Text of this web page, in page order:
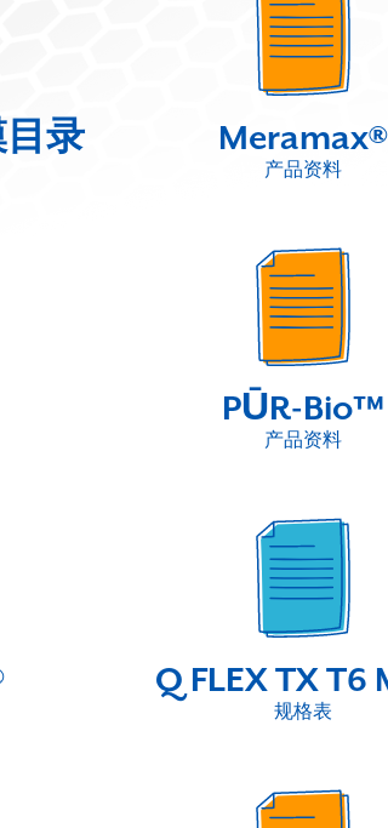
录 Meramax®
产品资料
PŪR-Bio™
产品资料
Q FLEX TX T6
规格表